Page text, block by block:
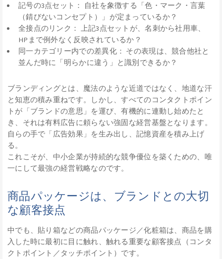
記号の3点セット： 自社を象徴する「色・マーク・言葉
（錆びないコンセプト）」が定まっているか？
全接点のリンク： 上記3点セットが、名刺から社用車、
HPまで例外なく反映されているか？
同一カテゴリー内での差異化： その表現は、競合他社と
並んだ時に「明らかに違う」と識別できるか？
ブランディングとは、魔法のような近道ではなく、地道な汗
と知恵の積み重ねです。しかし、すべてのコンタクトポイン
トが「ブランドの意思」を運び、有機的に連動し始めたと
き、それは有料広告に頼らない強固な経営基盤となります。
自らの手で「広告効果」を生み出し、記憶資産を積み上げ
る。
これこそが、中小企業が持続的な競争優位を築くための、唯
一にして最強の経営戦略なのです。
商品パッケージは、ブランドとの大切
な顧客接点
中でも、貼り箱などの商品パッケージ／化粧箱は、商品を購
入した時に最初に目に触れ、触れる重要な顧客接点（コンタ
クトポイント／タッチポイント）です。